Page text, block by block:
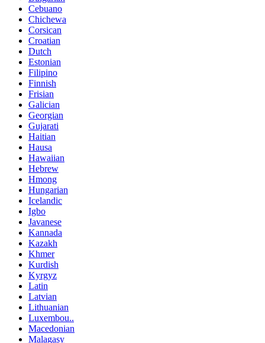
Cebuano
Chichewa
Corsican
Croatian
Dutch
Estonian
Filipino
Finnish
Frisian
Galician
Georgian
Gujarati
Haitian
Hausa
Hawaiian
Hebrew
Hmong
Hungarian
Icelandic
Igbo
Javanese
Kannada
Kazakh
Khmer
Kurdish
Kyrgyz
Latin
Latvian
Lithuanian
Luxembou..
Macedonian
Malagasy